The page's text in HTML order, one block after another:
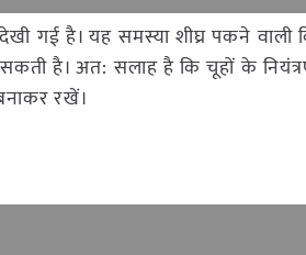
गई है। यह समस्या शीघ्र पकने वाली
सकती है। अत: सलाह है कि चूहों के
रखें।